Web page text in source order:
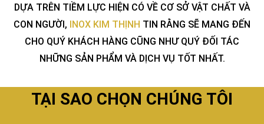
DỰA TRÊN TIỀM LỰC HIỆN CÓ VỀ CƠ SỞ VẬT CHẤT VÀ
CON NGƯỜI, INOX KIM THỊNH TIN RẰNG SẼ MANG ĐẾN
CHO QUÝ KHÁCH HÀNG CŨNG NHƯ QUÝ ĐỐI TÁC
NHỮNG SẢN PHẨM VÀ DỊCH VỤ TỐT NHẤT.
TẠI SAO CHỌN CHÚNG TÔI